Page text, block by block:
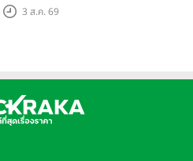
Grand Tour ณ สำนักงาน
3 ส.ค. 69